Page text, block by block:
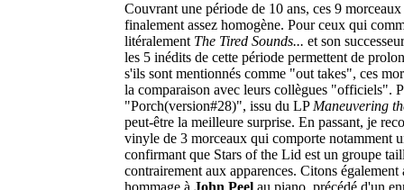
Couvrant une période de 10 ans, ces 9
finalement assez homogène. Pour ceux qui
litéralement The Tired Sounds... et son
les 5 inédits de cette période permettent de
s'ils sont mentionnés comme "out takes", ces
la comparaison avec leurs collègues "officiels".
"Porch(version#28)", issu du LPManeuvering
peut-être la meilleure surprise. En passant, je
vinyle de 3 morceaux qui comporte notamment
confirmant que Stars of the Lid est un groupe
contrairement aux apparences. Citons